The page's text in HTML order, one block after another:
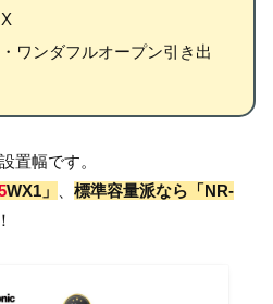
ワンダフルオープン引き出
置幅です。
WX1」
標準容量派なら「NR-